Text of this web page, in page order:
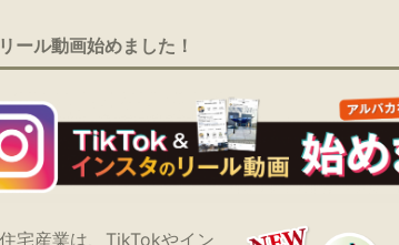
ール動画始めました！
宅産業は、TikTokやイン